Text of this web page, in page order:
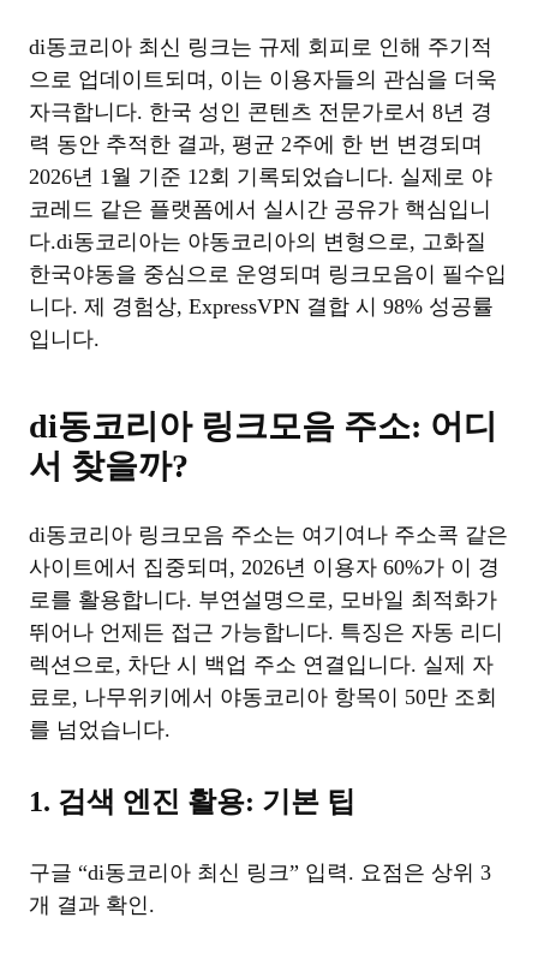
di동코리아 최신 링크는 규제 회피로 인해 주기적
으로 업데이트되며, 이는 이용자들의 관심을 더욱
자극합니다. 한국 성인 콘텐츠 전문가로서 8년 경
력 동안 추적한 결과, 평균 2주에 한 번 변경되며
2026년 1월 기준 12회 기록되었습니다. 실제로 야
코레드 같은 플랫폼에서 실시간 공유가 핵심입니
다.di동코리아는 야동코리아의 변형으로, 고화질
한국야동을 중심으로 운영되며 링크모음이 필수입
니다. 제 경험상, ExpressVPN 결합 시 98% 성공률
입니다.
di동코리아 링크모음 주소: 어디
서 찾을까?
di동코리아 링크모음 주소는 여기여나 주소콕 같은
사이트에서 집중되며, 2026년 이용자 60%가 이 경
로를 활용합니다. 부연설명으로, 모바일 최적화가
뛰어나 언제든 접근 가능합니다. 특징은 자동 리디
렉션으로, 차단 시 백업 주소 연결입니다. 실제 자
료로, 나무위키에서 야동코리아 항목이 50만 조회
를 넘었습니다.
1. 검색 엔진 활용: 기본 팁
구글 “di동코리아 최신 링크” 입력. 요점은 상위 3
개 결과 확인.